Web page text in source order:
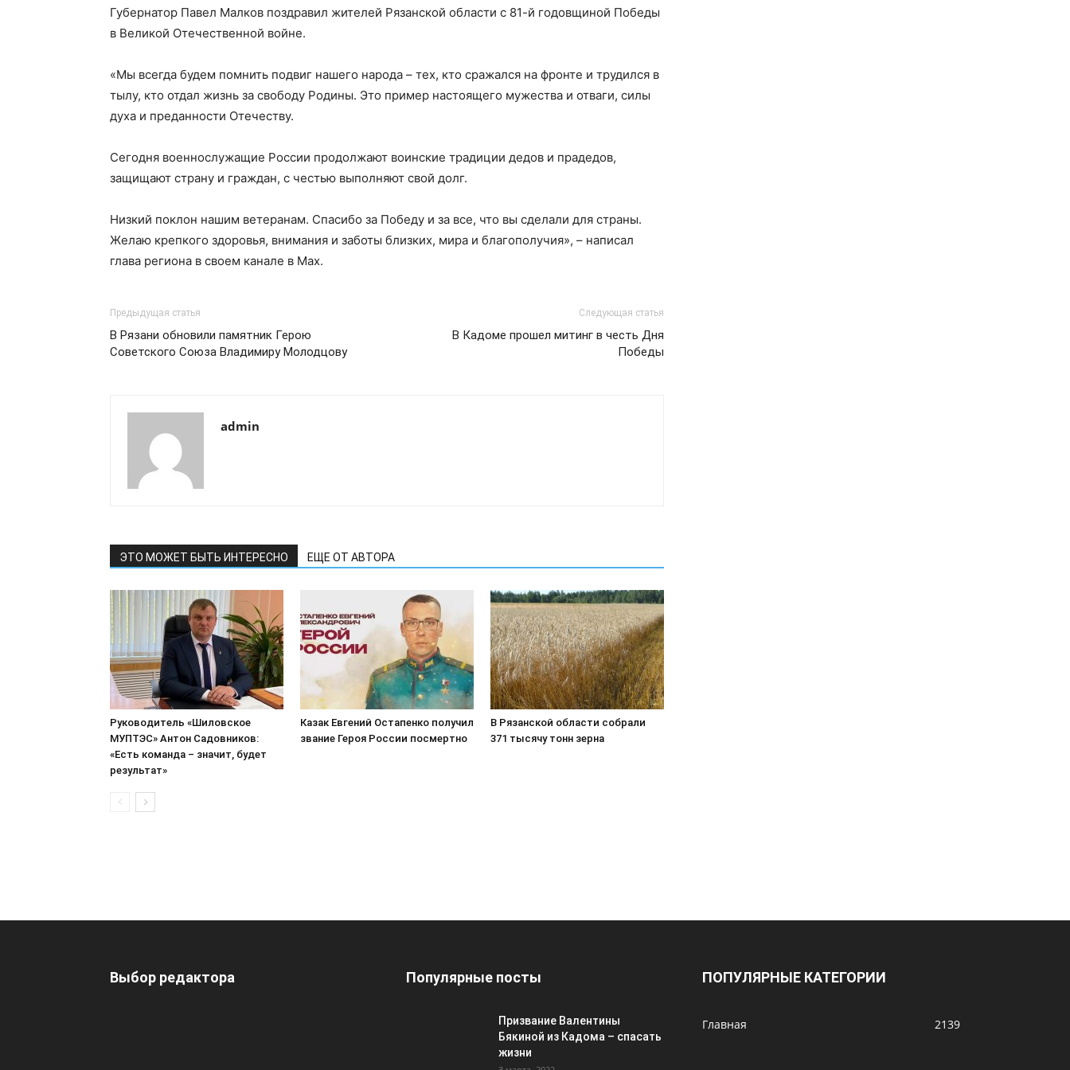
Губернатор Павел Малков поздравил жителей Рязанской области с 81-й годовщиной Победы
в Великой Отечественной войне.
«Мы всегда будем помнить подвиг нашего народа – тех, кто сражался на фронте и трудился в
тылу, кто отдал жизнь за свободу Родины. Это пример настоящего мужества и отваги, силы
духа и преданности Отечеству.
Сегодня военнослужащие России продолжают воинские традиции дедов и прадедов,
защищают страну и граждан, с честью выполняют свой долг.
Низкий поклон нашим ветеранам. Спасибо за Победу и за все, что вы сделали для страны.
Желаю крепкого здоровья, внимания и заботы близких, мира и благополучия», – написал
глава региона в своем канале в Мах.
Предыдущая статья
В Рязани обновили памятник Герою
Советского Союза Владимиру Молодцову
Следующая статья
В Кадоме прошел митинг в честь Дня
Победы
admin
ЭТО МОЖЕТ БЫТЬ ИНТЕРЕСНО ЕЩЕ ОТ АВТОРА
Руководитель «Шиловское
МУПТЭС» Антон Садовников:
«Есть команда – значит, будет
результат»
Казак Евгений Остапенко получил
звание Героя России посмертно
В Рязанской области собрали
371 тысячу тонн зерна
Выбор редактора Популярные посты
Призвание Валентины
Бякиной из Кадома – спасать
жизни
ПОПУЛЯРНЫЕ КАТЕГОРИИ
Главная 2139